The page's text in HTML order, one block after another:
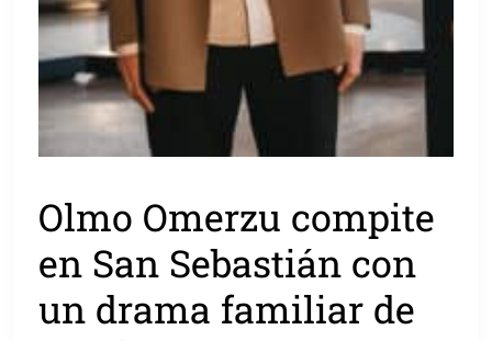
Olmo Omerzu compite
en San Sebastián con
un drama familiar de